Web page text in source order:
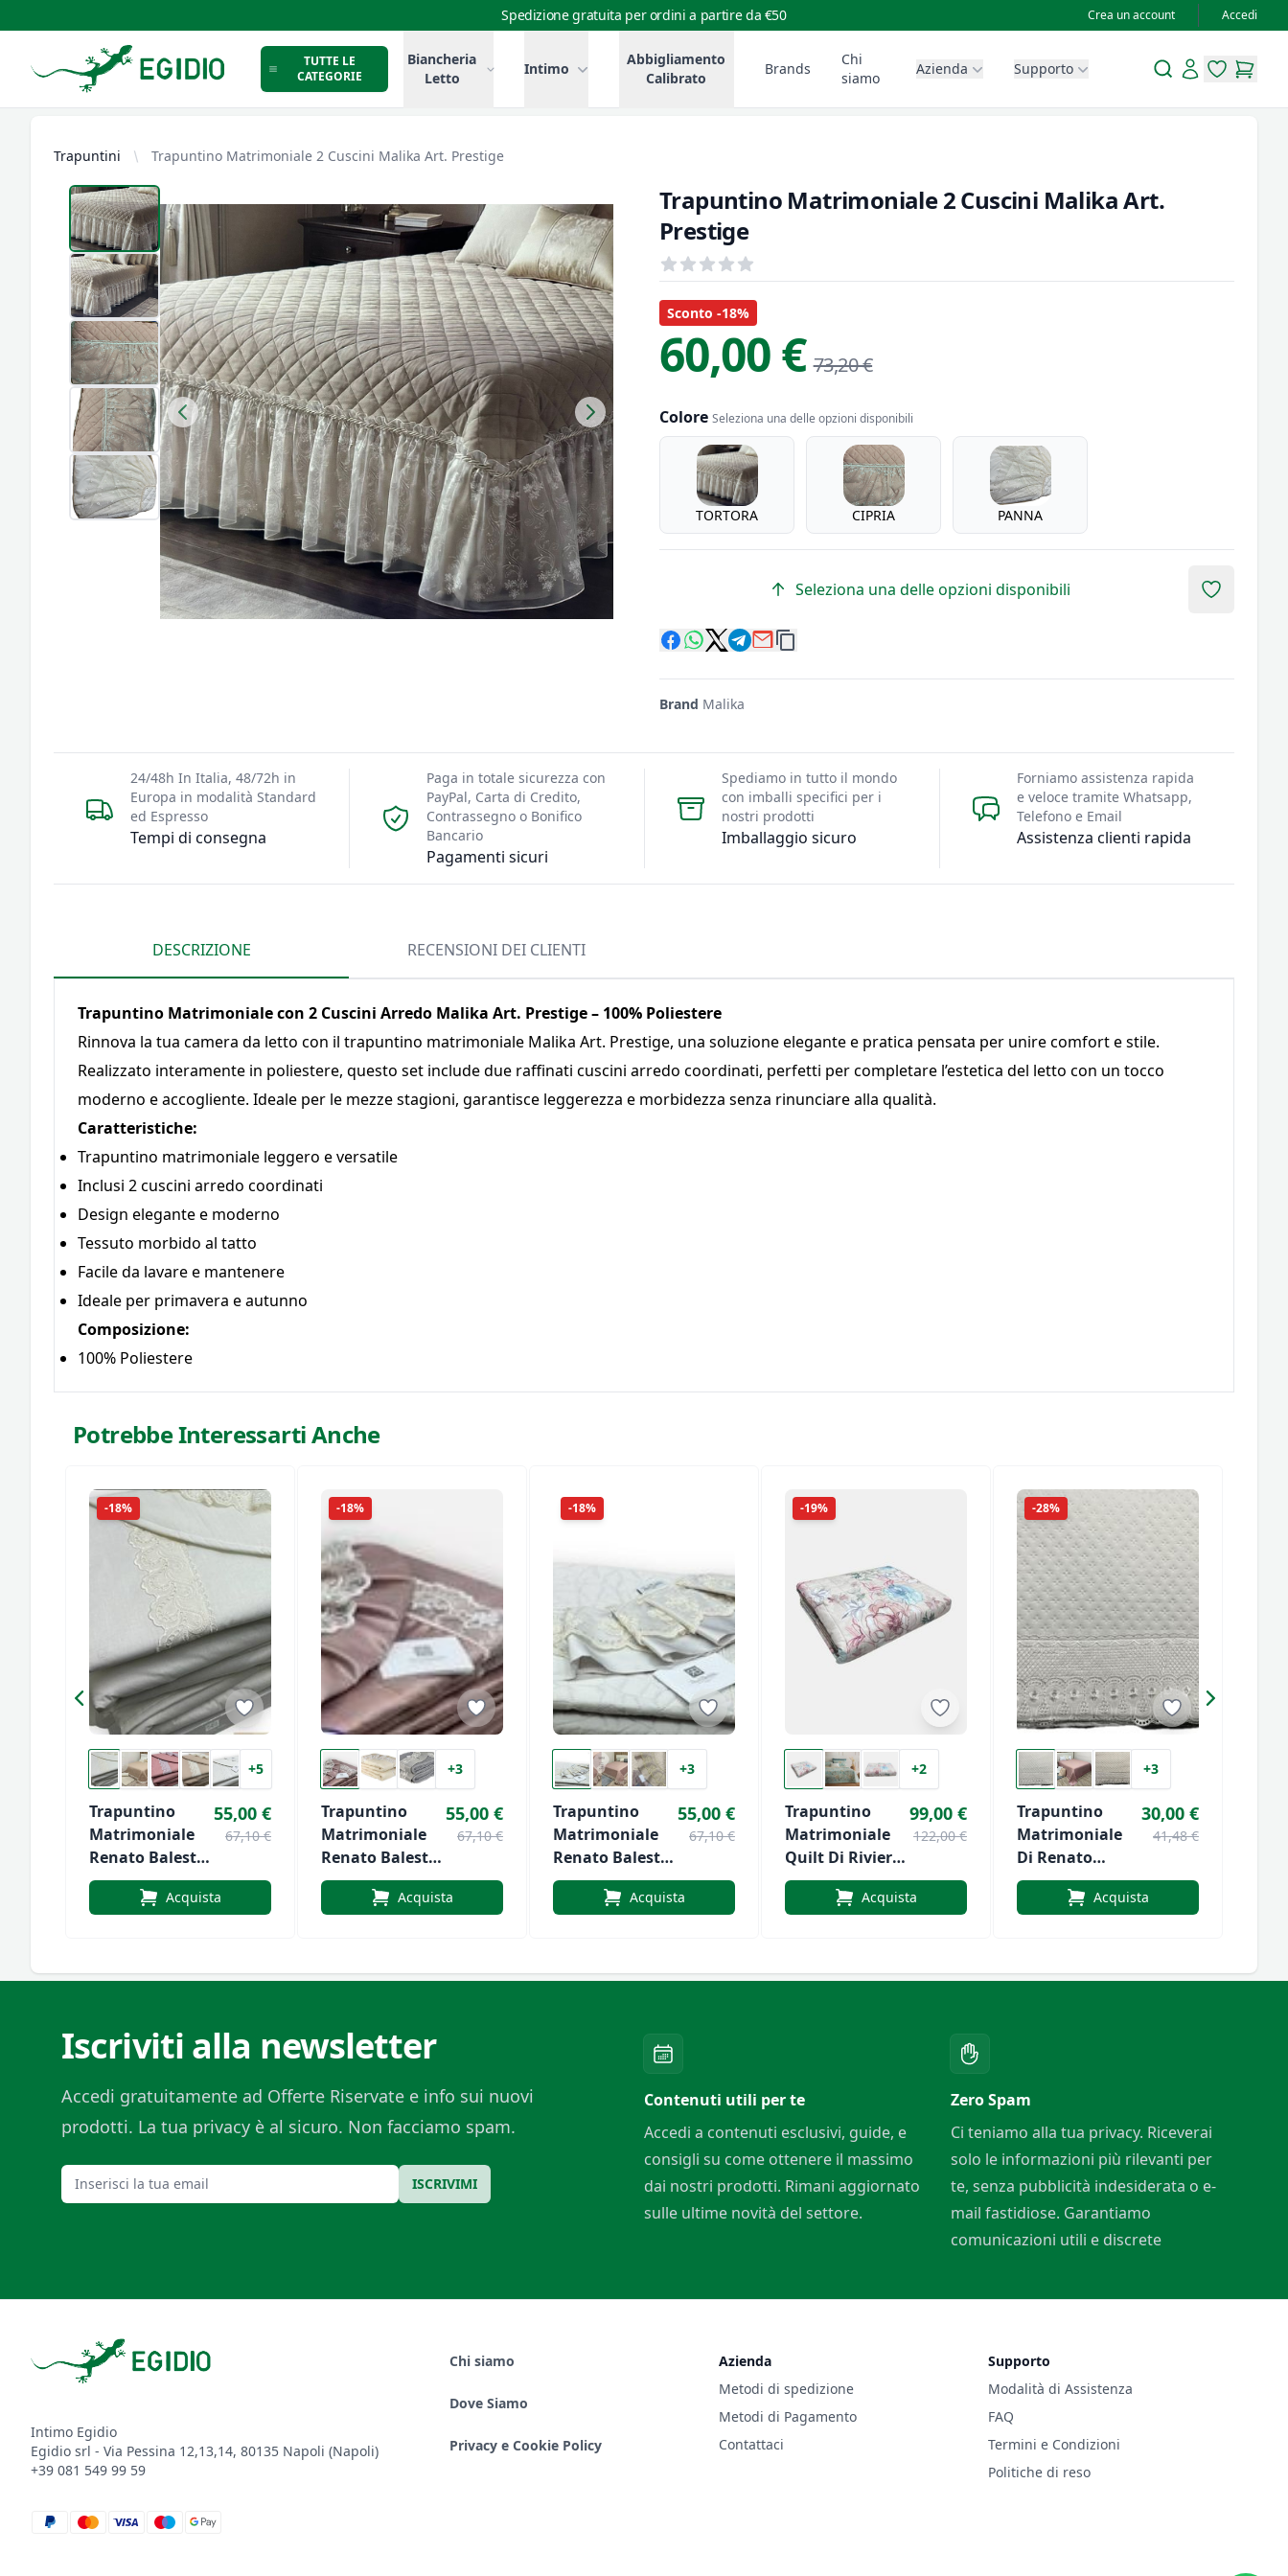
Spedizione gratuita per ordini a partire da €50 Crea un account Accedi
Intimo Egidio
TUTTE LE
CATEGORIE
Biancheria
Letto
Intimo
Abbigliamento
Calibrato
Brands
Chi
siamo
Azienda Supporto SearchAccount
items in
items
Trapuntini Trapuntino Matrimoniale 2 Cuscini Malika Art. Prestige
Trapuntino Matrimoniale 2 Cuscini Malika Art.
Prestige
Recensioni
out of 5 stars
Informazioni Prodotto
Descrizione riassuntiva
Sconto -18%
60,00 € 73,20 €
Colore Seleziona una delle opzioni disponibili
Colore
TORTORA CIPRIA PANNA
Seleziona una delle opzioni disponibili Add to
Brand Malika
Tempi di consegna
24/48h In Italia, 48/72h in
Europa in modalità Standard
ed Espresso
Pagamenti sicuri
Paga in totale sicurezza con
PayPal, Carta di Credito,
Contrassegno o Bonifico
Bancario
Imballaggio sicuro
Spediamo in tutto il mondo
con imballi specifici per i
nostri prodotti
Assistenza clienti rapida
Forniamo assistenza rapida
e veloce tramite Whatsapp,
Telefono e Email
DESCRIZIONE RECENSIONI DEI CLIENTI
Trapuntino Matrimoniale con 2 Cuscini Arredo Malika Art. Prestige – 100% Poliestere
Rinnova la tua camera da letto con il trapuntino matrimoniale Malika Art. Prestige, una soluzione elegante e pratica pensata per unire comfort e stile.
Realizzato interamente in poliestere, questo set include due raffinati cuscini arredo coordinati, perfetti per completare l’estetica del letto con un tocco
moderno e accogliente. Ideale per le mezze stagioni, garantisce leggerezza e morbidezza senza rinunciare alla qualità.
Caratteristiche:
Trapuntino matrimoniale leggero e versatile
Inclusi 2 cuscini arredo coordinati
Design elegante e moderno
Tessuto morbido al tatto
Facile da lavare e mantenere
Ideale per primavera e autunno
Composizione:
100% Poliestere
Potrebbe Interessarti Anche
-18%
+5
Trapuntino
Matrimoniale
Renato Balestra
Art. Elodie
55,00 €
67,10 €
Acquista
-18%
+3
Trapuntino
Matrimoniale
Renato Balestra
Art. Daiana
55,00 €
67,10 €
Acquista
-18%
+3
Trapuntino
Matrimoniale
Renato Balestra
Art. Marta
55,00 €
67,10 €
Acquista
-19%
+2
Trapuntino
Matrimoniale
Quilt Di Riviera
Art. Amouage
99,00 €
122,00 €
Acquista
-28%
+3
Trapuntino
Matrimoniale
Di Renato
Balestra Art.
Stephanie
30,00 €
41,48 €
Acquista
Iscriviti alla newsletter
Accedi gratuitamente ad Offerte Riservate e info sui nuovi
prodotti. La tua privacy è al sicuro. Non facciamo spam.
Email ISCRIVIMI
Contenuti utili per te
Accedi a contenuti esclusivi, guide, e
consigli su come ottenere il massimo
dai nostri prodotti. Rimani aggiornato
sulle ultime novità del settore.
Zero Spam
Ci teniamo alla tua privacy. Riceverai
solo le informazioni più rilevanti per
te, senza pubblicità indesiderata o e-
mail fastidiose. Garantiamo
comunicazioni utili e discrete
Intimo Egidio
Egidio srl - Via Pessina 12,13,14, 80135 Napoli (Napoli)
+39 081 549 99 59
paypal
mastercard
visa
maestro
google_pay
Chi siamo
Dove Siamo
Privacy e Cookie Policy
Azienda
Metodi di spedizione
Metodi di Pagamento
Contattaci
Supporto
Modalità di Assistenza
FAQ
Termini e Condizioni
Politiche di reso